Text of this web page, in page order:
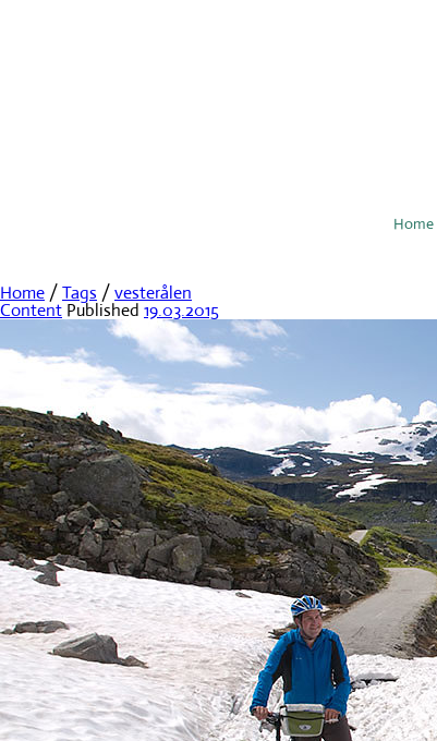
Home
Home /Tags /vesterålen
Content Published 19.03.2015